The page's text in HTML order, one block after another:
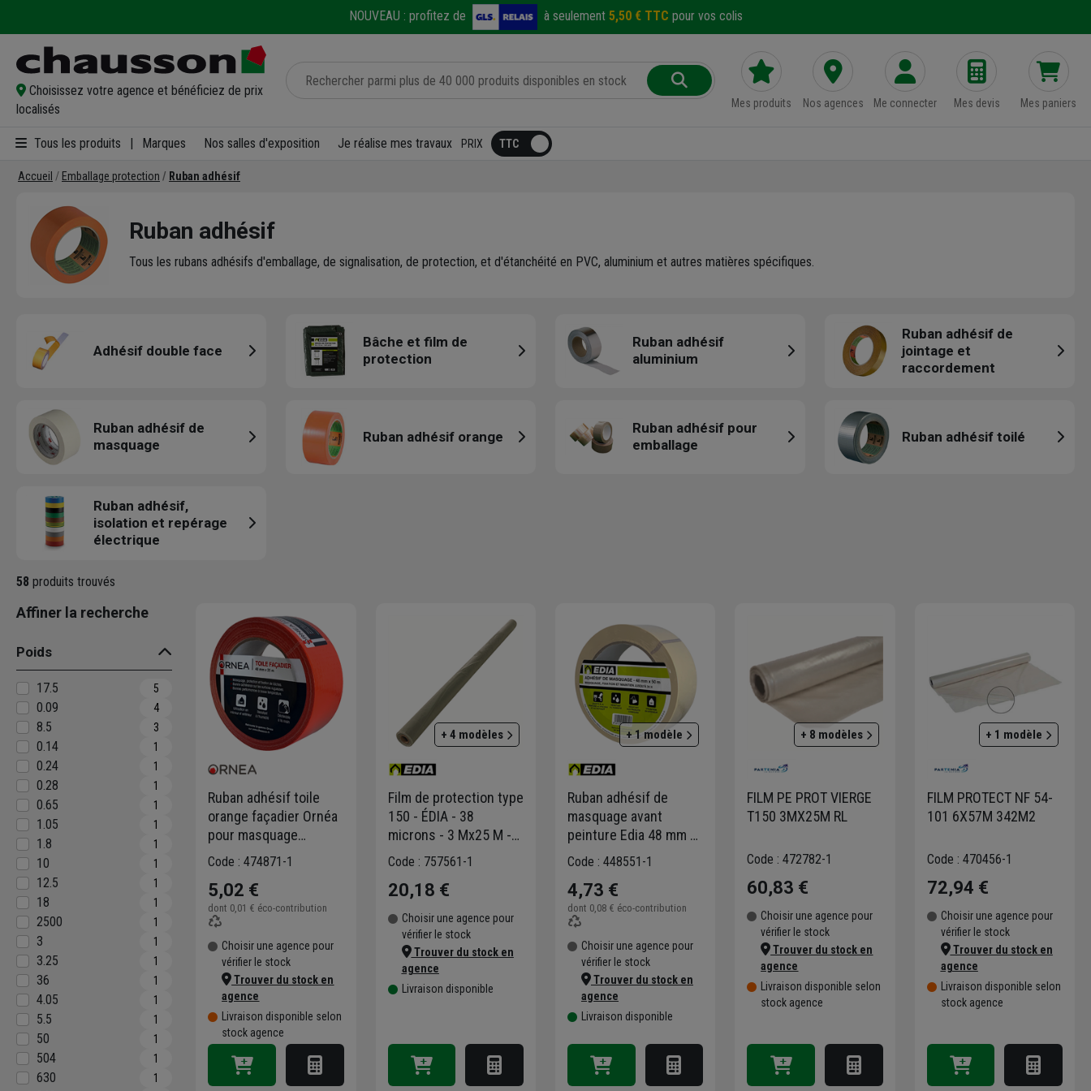
NOUVEAU : profitez de à seulement 5,50 € TTC pour vos colis
Choisissez votre agence et bénéficiez de prix
localisés
Mes produits Nos agences Me connecter Mes devis Mes paniers
Tous les produits Marques Nos salles d'exposition Je réalise mes travaux PRIX
Accueil Emballage protection Ruban adhésif
Ruban adhésif
Tous les rubans adhésifs d'emballage, de signalisation, de protection, et d'étanchéité en PVC, aluminium et autres matières spécifiques.
Adhésif double face
Bâche et film de
protection
Ruban adhésif
aluminium
Ruban adhésif de
jointage et
raccordement
Ruban adhésif de
masquage
Ruban adhésif orange
Ruban adhésif pour
emballage
Ruban adhésif toilé
Ruban adhésif,
isolation et repérage
électrique
58 produits trouvés
Affiner la recherche
Poids
17.5 5
0.09 4
8.5 3
0.14 1
0.24 1
0.28 1
0.65 1
1.05 1
1.8 1
10 1
12.5 1
18 1
2500 1
3 1
3.25 1
36 1
4.05 1
5.5 1
50 1
504 1
630 1
Ruban adhésif toile
orange façadier Ornéa
pour masquage
protection et fixation -
Code : 474871-1
5,02 €
dont 0,01 € éco-contribution
Choisir une agence pour
vérifier le stock
Trouver du stock en
agence
Livraison disponible selon
stock agence
+ 4 modèles
Film de protection type
150 - ÉDIA - 38
microns - 3 Mx25 M -
75 M²
Code : 757561-1
20,18 €
Choisir une agence pour
vérifier le stock
Trouver du stock en
agence
Livraison disponible
+ 1 modèle
Ruban adhésif de
masquage avant
peinture Edia 48 mm x
50 mètres
Code : 448551-1
4,73 €
dont 0,08 € éco-contribution
Choisir une agence pour
vérifier le stock
Trouver du stock en
agence
Livraison disponible
+ 8 modèles
FILM PE PROT VIERGE
T150 3MX25M RL
Code : 472782-1
60,83 €
Choisir une agence pour
vérifier le stock
Trouver du stock en
agence
Livraison disponible selon
stock agence
+ 1 modèle
FILM PROTECT NF 54-
101 6X57M 342M2
Code : 470456-1
72,94 €
Choisir une agence pour
vérifier le stock
Trouver du stock en
agence
Livraison disponible selon
stock agence